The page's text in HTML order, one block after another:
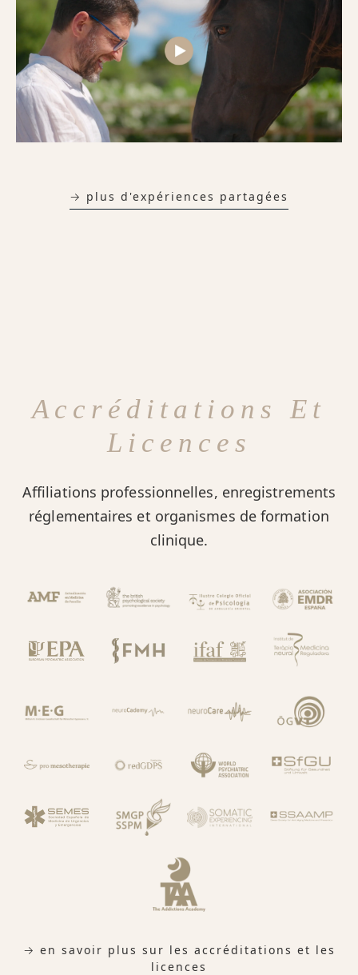
→ plus d'expériences partagées
Accréditations Et
Licences
Affiliations professionnelles, enregistrements
réglementaires et organismes de formation
clinique.
→ en savoir plus sur les accréditations et les
licences